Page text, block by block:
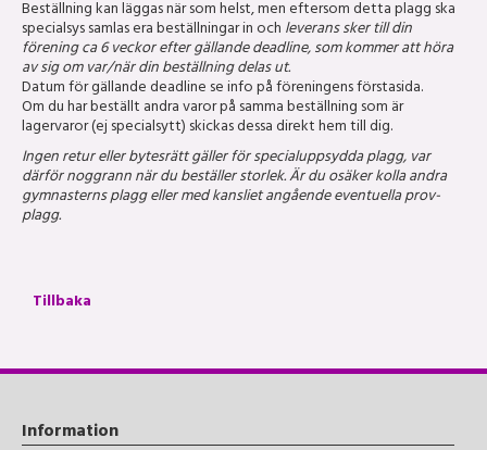
Beställning kan läggas när som helst, men eftersom detta plagg ska
specialsys samlas era beställningar in ochleverans sker till din
förening ca 6 veckor efter gällande deadline, som kommer att höra
av sig om var/när din beställning delas ut.
Datum för gällande deadline se info på föreningens förstasida.
Om du har beställt andra varor på samma beställning som är
lagervaror (ej specialsytt) skickas dessa direkt hem till dig.
Ingen retur eller bytesrätt gäller för specialuppsydda plagg, var
därför noggrann när du beställer storlek. Är du osäker kolla andra
gymnasterns plagg eller med kansliet angående eventuella prov-
plagg.
Tillbaka
Information